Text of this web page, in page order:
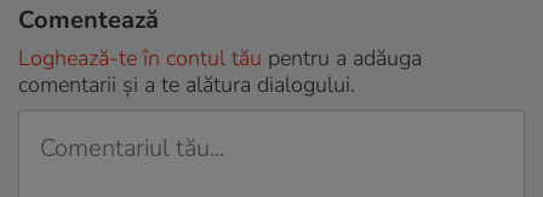
Comentează
Loghează-te în contul tău pentru a adăuga
comentarii și a te alătura dialogului.